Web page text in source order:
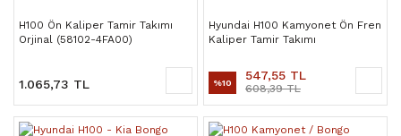
H100 Ön Kaliper Tamir Takımı
Orjinal (58102-4FA00)
1.065,73 TL
Hyundai H100 Kamyonet Ön Fren
Kaliper Tamir Takımı
%10 547,55 TL
608,39 TL